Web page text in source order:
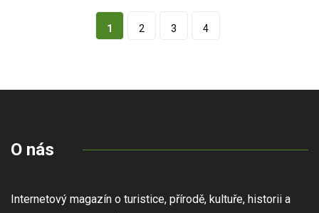
1 2 3 4
O nás
Internetový magazín o turistice, přírodě, kultuře, historii a